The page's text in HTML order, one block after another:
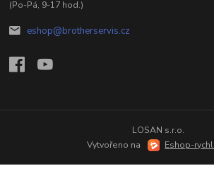
(Po-Pá, 9-17 hod.)
eshop@brotherservis.cz
LOSAN s.r.o.
Vytvořeno na
Eshop-